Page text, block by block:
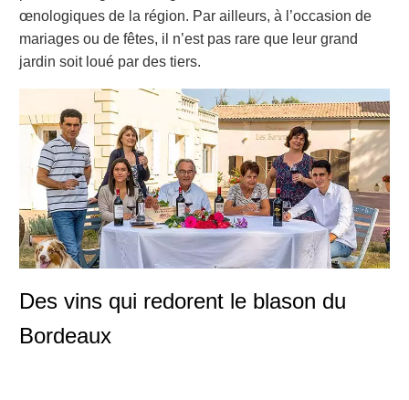
œnologiques de la région. Par ailleurs, à l’occasion de
mariages ou de fêtes, il n’est pas rare que leur grand
jardin soit loué par des tiers.
Des vins qui redorent le blason du
Bordeaux